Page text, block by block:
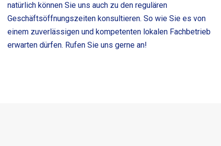
natürlich können Sie uns auch zu den regulären
Geschäftsöffnungszeiten konsultieren. So wie Sie es von
einem zuverlässigen und kompetenten lokalen Fachbetrieb
erwarten dürfen. Rufen Sie uns gerne an!